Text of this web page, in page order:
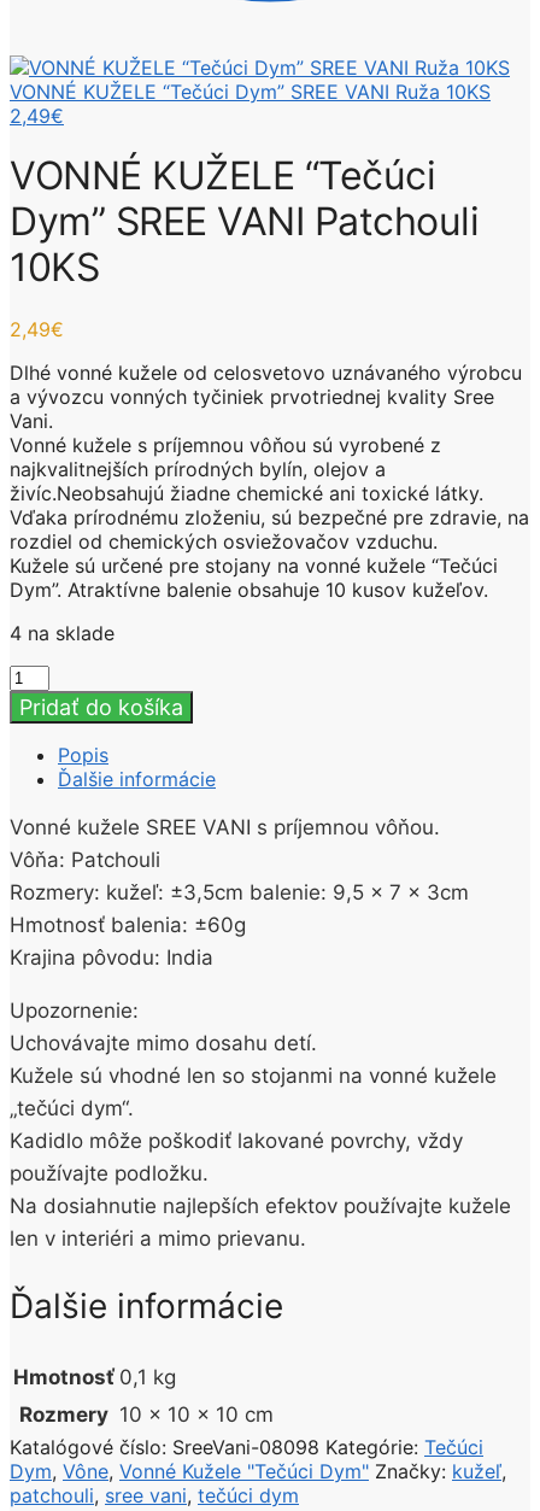
VONNÉ KUŽELE “Tečúci Dym” SREE VANI Ruža 10KS
2,49€
VONNÉ KUŽELE “Tečúci
Dym” SREE VANI Patchouli
10KS
2,49€
Dlhé vonné kužele od celosvetovo uznávaného výrobcu
a vývozcu vonných tyčiniek prvotriednej kvality Sree
Vani.
Vonné kužele s príjemnou vôňou sú vyrobené z
najkvalitnejších prírodných bylín, olejov a
živíc.Neobsahujú žiadne chemické ani toxické látky.
Vďaka prírodnému zloženiu, sú bezpečné pre zdravie, na
rozdiel od chemických osviežovačov vzduchu.
Kužele sú určené pre stojany na vonné kužele “Tečúci
Dym”. Atraktívne balenie obsahuje 10 kusov kužeľov.
4 na sklade
množstvo
VONNÉ
KUŽELE
“Tečúci
VANI
Patchouli
10KS
Pridať do košíka
Popis
Ďalšie informácie
Vonné kužele SREE VANI s príjemnou vôňou.
Vôňa: Patchouli
Rozmery: kužeľ: ±3,5cm balenie: 9,5 x 7 x 3cm
Hmotnosť balenia: ±60g
Krajina pôvodu: India
Upozornenie:
Uchovávajte mimo dosahu detí.
Kužele sú vhodné len so stojanmi na vonné kužele
„tečúci dym“.
Kadidlo môže poškodiť lakované povrchy, vždy
používajte podložku.
Na dosiahnutie najlepších efektov používajte kužele
len v interiéri a mimo prievanu.
Ďalšie informácie
Hmotnosť 0,1 kg
Rozmery 10 × 10 × 10 cm
Katalógové číslo: SreeVani-08098 Kategórie: Tečúci
Dym, Vône, Vonné Kužele "Tečúci Dym" Značky: kužeľ,
patchouli, sree vani, tečúci dym